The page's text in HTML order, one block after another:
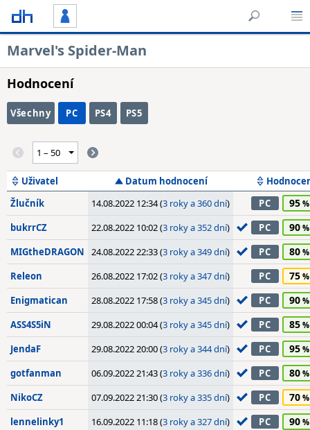
Marvel's Spider-Man
Hodnocení
Všechny PC PS4 PS5
Uživatel Datum hodnocení
Žlučník
14.08.2022 12:34 (3 roky a 360 dní) PC 95
bukrrCZ 22.08.2022 10:02 (3 roky a 352 dní) PC 90
MIGtheDRAGON 24.08.2022 22:33 (3 roky a 349 dní) PC 80
Releon 26.08.2022 17:02 (3 roky a 347 dní) PC 75
Enigmatican 28.08.2022 17:58 (3 roky a 345 dní) PC 90
ASS4S5iN 29.08.2022 00:04 (3 roky a 345 dní) PC 85
JendaF 29.08.2022 20:00 (3 roky a 344 dní) PC 95
gotfanman 06.09.2022 21:43 (3 roky a 336 dní) PC 80
NikoCZ 07.09.2022 21:30 (3 roky a 335 dní) PC 70
lennelinky1 16.09.2022 11:18 (3 roky a 327 dní) PC 90